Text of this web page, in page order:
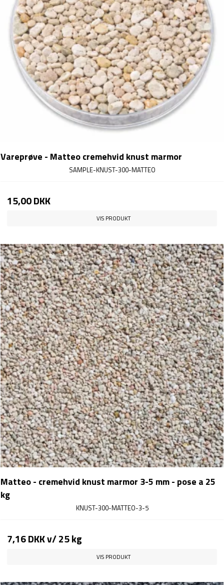
Vareprøve - Matteo cremehvid knust marmor
SAMPLE-KNUST-300-MATTEO
15,00 DKK
VIS PRODUKT
Matteo - cremehvid knust marmor 3-5 mm - pose a 25
kg
KNUST-300-MATTEO-3-5
7,16 DKKv/ 25 kg
VIS PRODUKT